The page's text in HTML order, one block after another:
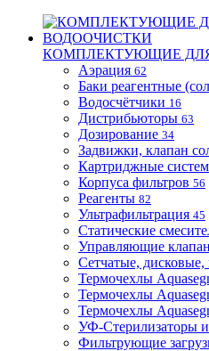
КОМПЛЕКТУЮЩИЕ
Аэрация 62
Баки реагентные
Водосчётчики 16
Дистрибьюторы 63
Дозирование 34
Задвижки, клапан
Картриджные
Корпуса фильтров 56
Реагенты 82
Ультрафильтрация 45
Статические
Управляющие
Сетчатые,
Термочехлы
Термочехлы
Термочехлы
УФ-Стерилизаторы
Фильтрующие